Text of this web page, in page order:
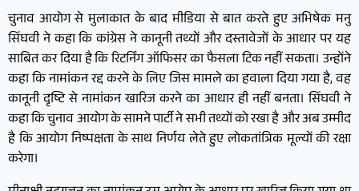
चुनाव आयोग से मुलाकात के बाद मीडिया से बात करते हुए अभिषेक मनु
सिंघवी ने कहा कि कांग्रेस ने कानूनी तथ्यों और दस्तावेजों के आधार पर यह
साबित कर दिया है कि रिटर्निंग ऑफिसर का फैसला टिक नहीं सकता। उन्होंने
कहा कि नामांकन रद्द करने के लिए जिस मामले का हवाला दिया गया है, वह
कानूनी दृष्टि से नामांकन खारिज करने का आधार ही नहीं बनता। सिंघवी ने
कहा कि चुनाव आयोग के सामने पार्टी ने सभी तथ्यों को रखा है और अब उम्मीद
है कि आयोग निष्पक्षता के साथ निर्णय लेते हुए लोकतांत्रिक मूल्यों की रक्षा
करेगा।